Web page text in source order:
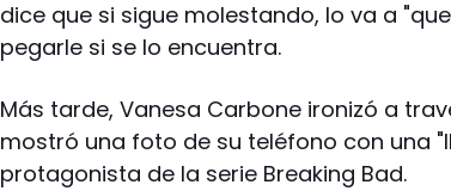
dice que si sigue molestando, lo va a
pegarle si se lo encuentra.
Más tarde, Vanesa Carbone ironizó a
mostró una foto de su teléfono con una
protagonista de la serie Breaking Bad.